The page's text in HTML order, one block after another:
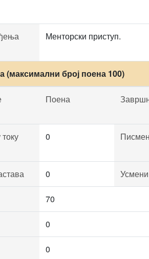
Менторски приступ.
(максимални број поена 100)
Поена
0
0
70
0
0